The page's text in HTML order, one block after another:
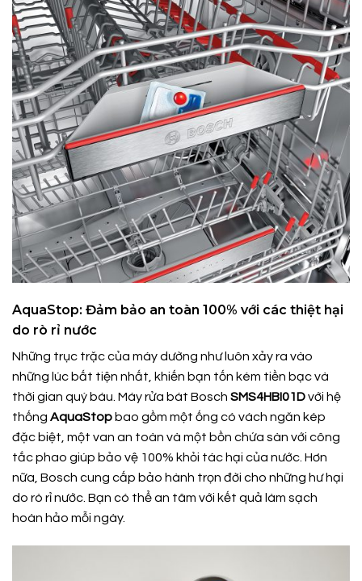
AquaStop: Đảm bảo an toàn 100% với các thiệt hại
do rò rỉ nước
Những trục trặc của máy dường như luôn xảy ra vào
những lúc bất tiện nhất, khiến bạn tốn kém tiền bạc và
thời gian quý báu. Máy rửa bát Bosch SMS4HBI01Dvới hệ
thống AquaStop bao gồm một ống có vách ngăn kép
đặc biệt, một van an toàn và một bồn chứa sàn với công
tắc phao giúp bảo vệ 100% khỏi tác hại của nước. Hơn
nữa, Bosch cung cấp bảo hành trọn đời cho những hư hại
do rò rỉ nước. Bạn có thể an tâm với kết quả làm sạch
hoàn hảo mỗi ngày.